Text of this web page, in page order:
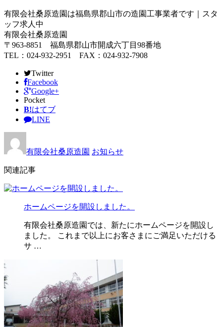
有限会社桑原造園は福島県郡山市の造園工事業者です｜スタ
ッフ求人中
有限会社桑原造園
〒963-8851 福島県郡山市開成六丁目98番地
TEL：024-932-2951 FAX：024-932-7908
Twitter
Facebook
Google+
Pocket
B!はてブ
LINE
有限会社桑原造園 お知らせ
関連記事
ホームページを開設しました。
有限会社桑原造園では、新たにホームページを開設し
ました。 これまで以上にお客さまにご満足いただける
サ …